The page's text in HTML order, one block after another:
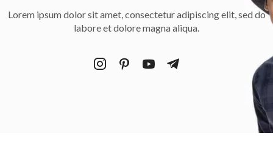
Lorem ipsum dolor sit amet, consectetur adipiscing elit, sed do
labore et dolore magna aliqua.